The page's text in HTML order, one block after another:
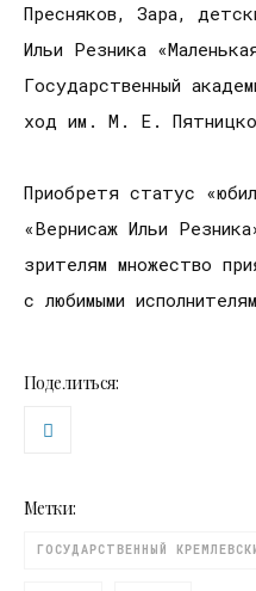
Пресняков, Зара,
Ильи Резника
Государственный
ход им. М. Е.
Приобретя статус
«Вернисаж Ильи
зрителям множество
с любимыми
Поделиться:
Метки:
ГОСУДАРСТВЕННЫЙ